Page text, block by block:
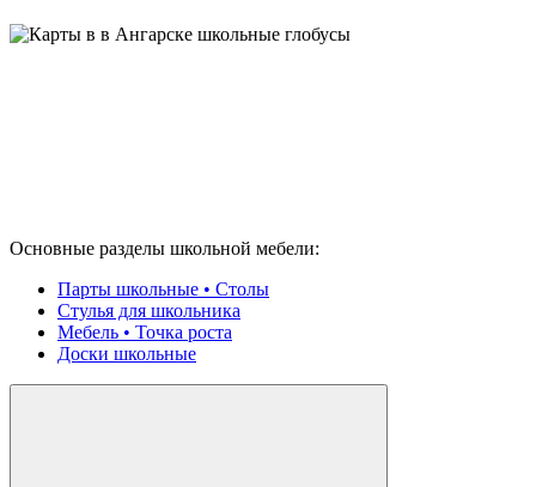
Основные разделы школьной мебели:
Парты школьные • Столы
Стулья для школьника
Мебель • Точка роста
Доски школьные